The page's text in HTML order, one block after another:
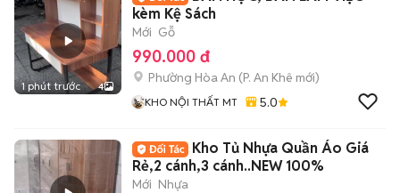
1 phút trước 4
kèm Kệ Sách
Mới Gỗ
990.000 đ
Phường Hòa An (P. An Khê mới)
KHO NỘI THẤT MT 5.0
Kho Tủ Nhựa Quần Áo Giá
Rẻ,2 cánh,3 cánh..NEW 100%
Mới Nhựa